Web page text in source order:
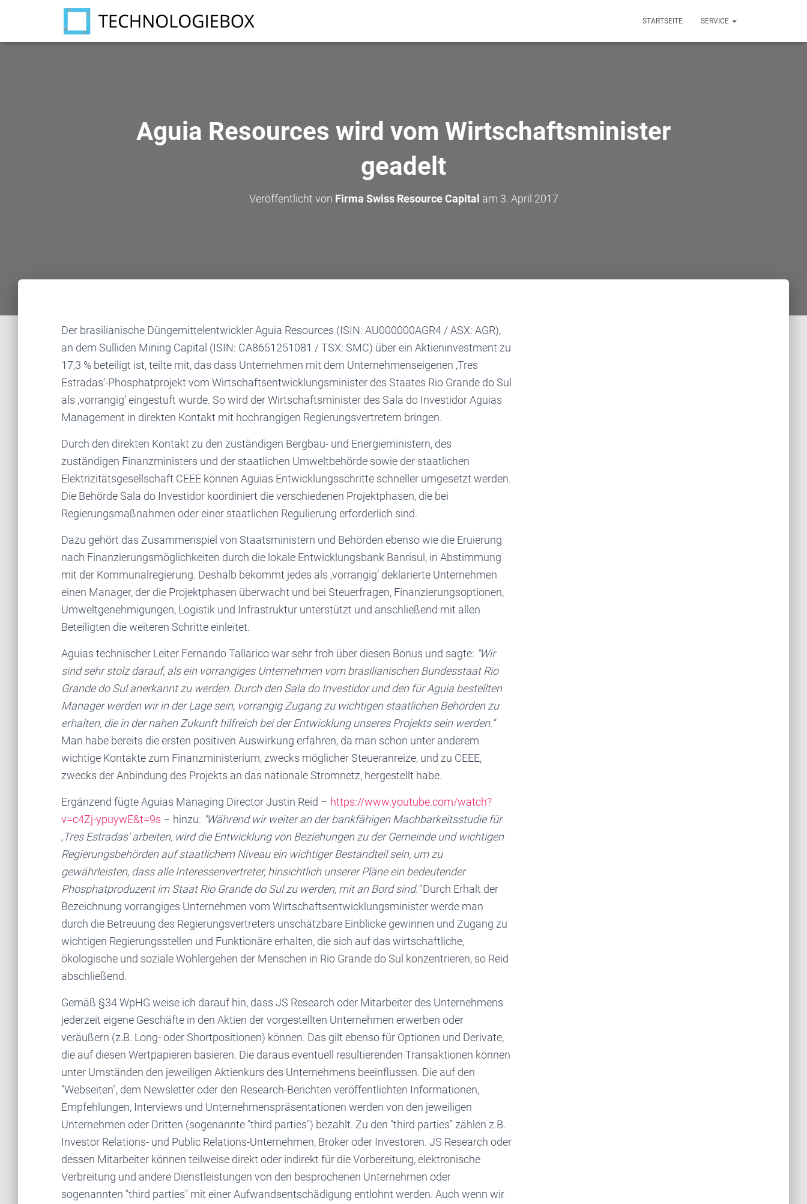
STARTSEITE SERVICE
Aguia Resources wird vom Wirtschaftsminister
geadelt
Veröffentlicht von Firma Swiss Resource Capital am 3. April 2017
Der brasilianische Düngemittelentwickler Aguia Resources (ISIN: AU000000AGR4 / ASX: AGR),
an dem Sulliden Mining Capital (ISIN: CA8651251081 / TSX: SMC) über ein Aktieninvestment zu
17,3 % beteiligt ist, teilte mit, das dass Unternehmen mit dem Unternehmenseigenen ‚Tres
Estradas‘-Phosphatprojekt vom Wirtschaftsentwicklungsminister des Staates Rio Grande do Sul
als ‚vorrangig‘ eingestuft wurde. So wird der Wirtschaftsminister des Sala do Investidor Aguias
Management in direkten Kontakt mit hochrangigen Regierungsvertretern bringen.
Durch den direkten Kontakt zu den zuständigen Bergbau- und Energieministern, des
zuständigen Finanzministers und der staatlichen Umweltbehörde sowie der staatlichen
Elektrizitätsgesellschaft CEEE können Aguias Entwicklungsschritte schneller umgesetzt werden.
Die Behörde Sala do Investidor koordiniert die verschiedenen Projektphasen, die bei
Regierungsmaßnahmen oder einer staatlichen Regulierung erforderlich sind.
Dazu gehört das Zusammenspiel von Staatsministern und Behörden ebenso wie die Eruierung
nach Finanzierungsmöglichkeiten durch die lokale Entwicklungsbank Banrisul, in Abstimmung
mit der Kommunalregierung. Deshalb bekommt jedes als ‚vorrangig‘ deklarierte Unternehmen
einen Manager, der die Projektphasen überwacht und bei Steuerfragen, Finanzierungsoptionen,
Umweltgenehmigungen, Logistik und Infrastruktur unterstützt und anschließend mit allen
Beteiligten die weiteren Schritte einleitet.
Aguias technischer Leiter Fernando Tallarico war sehr froh über diesen Bonus und sagte: "Wir
sind sehr stolz darauf, als ein vorrangiges Unternehmen vom brasilianischen Bundesstaat Rio
Grande do Sul anerkannt zu werden. Durch den Sala do Investidor und den für Aguia bestellten
Manager werden wir in der Lage sein, vorrangig Zugang zu wichtigen staatlichen Behörden zu
erhalten, die in der nahen Zukunft hilfreich bei der Entwicklung unseres Projekts sein werden."
Man habe bereits die ersten positiven Auswirkung erfahren, da man schon unter anderem
wichtige Kontakte zum Finanzministerium, zwecks möglicher Steueranreize, und zu CEEE,
zwecks der Anbindung des Projekts an das nationale Stromnetz, hergestellt habe.
Ergänzend fügte Aguias Managing Director Justin Reid – https://www.youtube.com/watch?
v=c4Zj-ypuywE&t=9s – hinzu: "Während wir weiter an der bankfähigen Machbarkeitsstudie für
‚Tres Estradas‘ arbeiten, wird die Entwicklung von Beziehungen zu der Gemeinde und wichtigen
Regierungsbehörden auf staatlichem Niveau ein wichtiger Bestandteil sein, um zu
gewährleisten, dass alle Interessenvertreter, hinsichtlich unserer Pläne ein bedeutender
Phosphatproduzent im Staat Rio Grande do Sul zu werden, mit an Bord sind."Durch Erhalt der
Bezeichnung vorrangiges Unternehmen vom Wirtschaftsentwicklungsminister werde man
durch die Betreuung des Regierungsvertreters unschätzbare Einblicke gewinnen und Zugang zu
wichtigen Regierungsstellen und Funktionäre erhalten, die sich auf das wirtschaftliche,
ökologische und soziale Wohlergehen der Menschen in Rio Grande do Sul konzentrieren, so Reid
abschließend.
Gemäß §34 WpHG weise ich darauf hin, dass JS Research oder Mitarbeiter des Unternehmens
jederzeit eigene Geschäfte in den Aktien der vorgestellten Unternehmen erwerben oder
veräußern (z.B. Long- oder Shortpositionen) können. Das gilt ebenso für Optionen und Derivate,
die auf diesen Wertpapieren basieren. Die daraus eventuell resultierenden Transaktionen können
unter Umständen den jeweiligen Aktienkurs des Unternehmens beeinflussen. Die auf den
"Webseiten", dem Newsletter oder den Research-Berichten veröffentlichten Informationen,
Empfehlungen, Interviews und Unternehmenspräsentationen werden von den jeweiligen
Unternehmen oder Dritten (sogenannte "third parties") bezahlt. Zu den "third parties" zählen z.B.
Investor Relations- und Public Relations-Unternehmen, Broker oder Investoren. JS Research oder
dessen Mitarbeiter können teilweise direkt oder indirekt für die Vorbereitung, elektronische
Verbreitung und andere Dienstleistungen von den besprochenen Unternehmen oder
sogenannten "third parties" mit einer Aufwandsentschädigung entlohnt werden. Auch wenn wir